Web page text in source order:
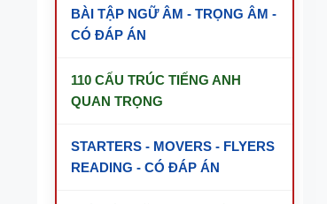
BÀI TẬP NGỮ ÂM - TRỌNG ÂM -
CÓ ĐÁP ÁN
110 CẤU TRÚC TIẾNG ANH
QUAN TRỌNG
STARTERS - MOVERS - FLYERS
READING - CÓ ĐÁP ÁN
TỪ VỰNG - NGỮ PHÁP - TIẾNG ANH 7 -
GLOBAL SUCCESS - HỌC KỲ 1
GIÁO ÁN THAM KHẢO - TIẾNG ANH 10
- GLOBAL SUCCESS - CÓ TÍCH HỢP
NĂNG LỰC SỐ - CẢ NĂM
13 THÌ TRONG TIẾNG ANH